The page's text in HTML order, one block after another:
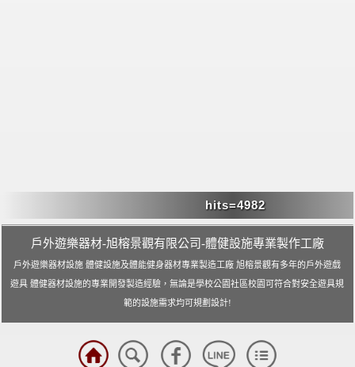
戶外遊樂器材-旭榕景觀有限公司-體健設施專業製作工廠
戶外遊樂器材設施 體健設施及體能健身器材專業製造工廠 旭榕景觀有多年的戶外遊戲
遊具 體健器材設施的專業開發製造經驗，無論是學校公園社區校園可符合對安全遊具規
範的設施需求均可規劃設計!